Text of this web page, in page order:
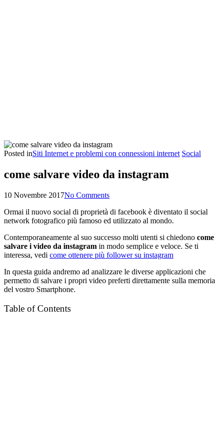
Posted inSiti Internet e problemi con connessioni internet Social
come salvare video da instagram
10 Novembre 2017No Comments
Ormai il nuovo social di proprietà di facebook è diventato il social
network fotografico più famoso ed utilizzato al mondo.
Contemporaneamente al suo successo molti utenti si chiedono come
salvare i video da instagram in modo semplice e veloce. Se ti
interessa, vedi come ottenere più follower su instagram
In questa guida andremo ad analizzare le diverse applicazioni che
permetto di salvare i propri video preferti direttamente sulla memoria
del vostro Smartphone.
Table of Contents